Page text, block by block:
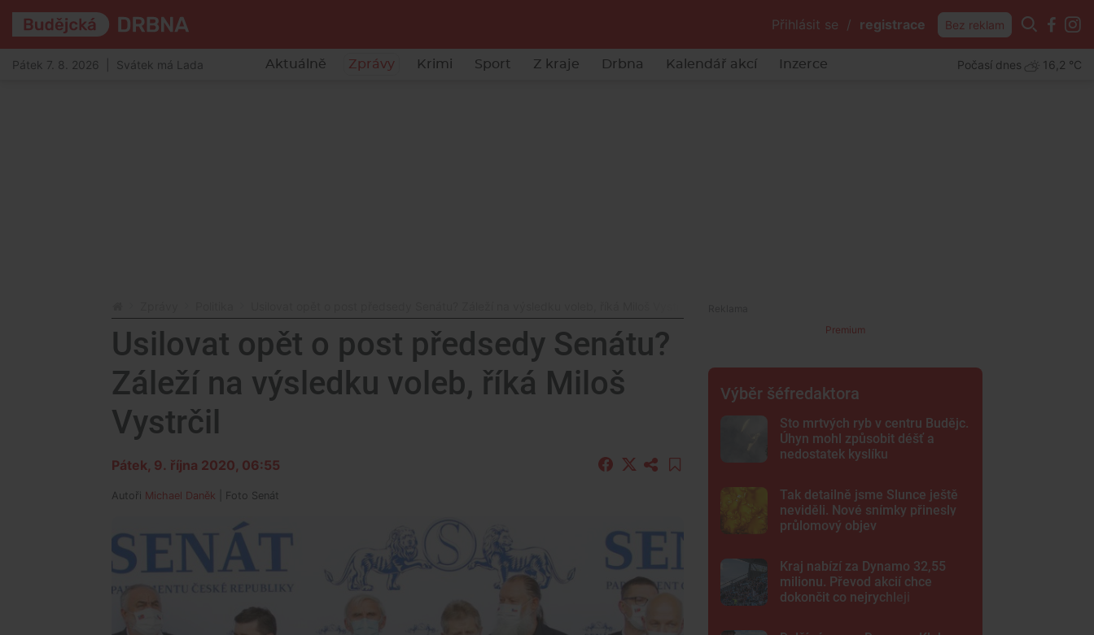
Přihlásit se / registrace Bez reklam
Pátek 7. 8. 2026 | Svátek má Lada Aktuálně Zprávy Krimi Sport Z kraje Drbna Kalendář akcí Inzerce Počasí dnes 16,2 °C
Usilovat opět o post předsedy Senátu?
Záleží na výsledku voleb, říká Miloš
Vystrčil
Pátek, 9. října 2020, 06:55
Autoři Michael Daněk | Foto Senát
Premium
Výběr šéfredaktora
Sto mrtvých ryb v centru Budějc.
Úhyn mohl způsobit déšť a
nedostatek kyslíku
Tak detailně jsme Slunce ještě
neviděli. Nové snímky přinesly
průlomový objev
Kraj nabízí za Dynamo 32,55
milionu. Převod akcií chce
dokončit co nejrychleji